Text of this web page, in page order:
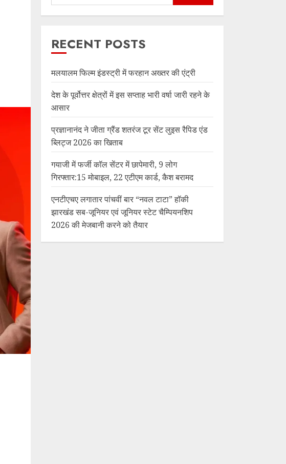
RECENT POSTS
मलयालम फिल्म इंडस्ट्री में फरहान अख्तर की एंट्री
देश के पूर्वोत्तर क्षेत्रों में इस सप्ताह भारी वर्षा जारी रहने के
आसार
प्रज्ञानानंद ने जीता ग्रैंड शतरंज टूर सेंट लुइस रैपिड एंड
ब्लिट्ज 2026 का खिताब
गयाजी में फर्जी कॉल सेंटर में छापेमारी, 9 लोग
गिरफ्तार:15 मोबाइल, 22 एटीएम कार्ड, कैश बरामद
एनटीएचए लगातार पांचवीं बार “नवल टाटा” हॉकी
झारखंड सब-जूनियर एवं जूनियर स्टेट चैम्पियनशिप
2026 की मेजबानी करने को तैयार